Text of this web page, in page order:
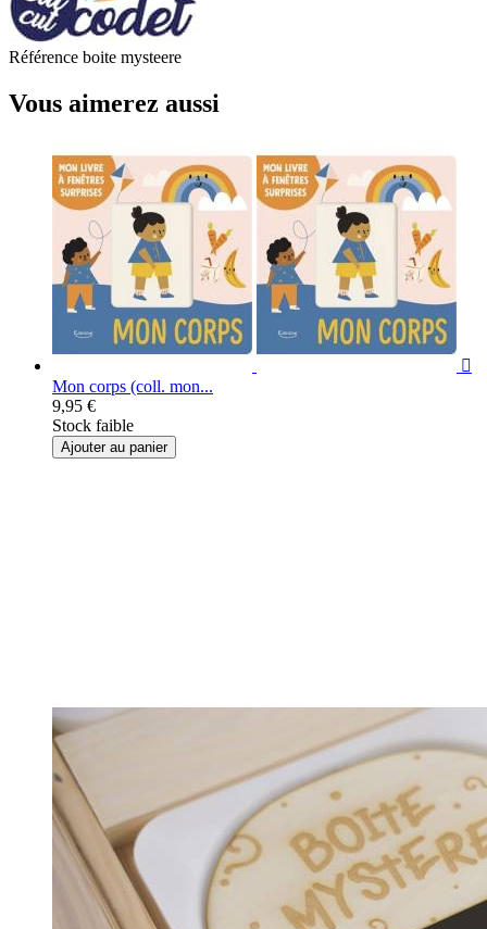
Référence boite mysteere
Vous aimerez aussi

Mon corps (coll. mon...
9,95 €
Stock faible
Ajouter au panier